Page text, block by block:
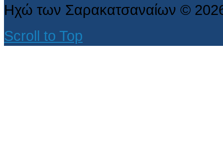
Ηχώ των Σαρακατσαναίων ©
Scroll to Top